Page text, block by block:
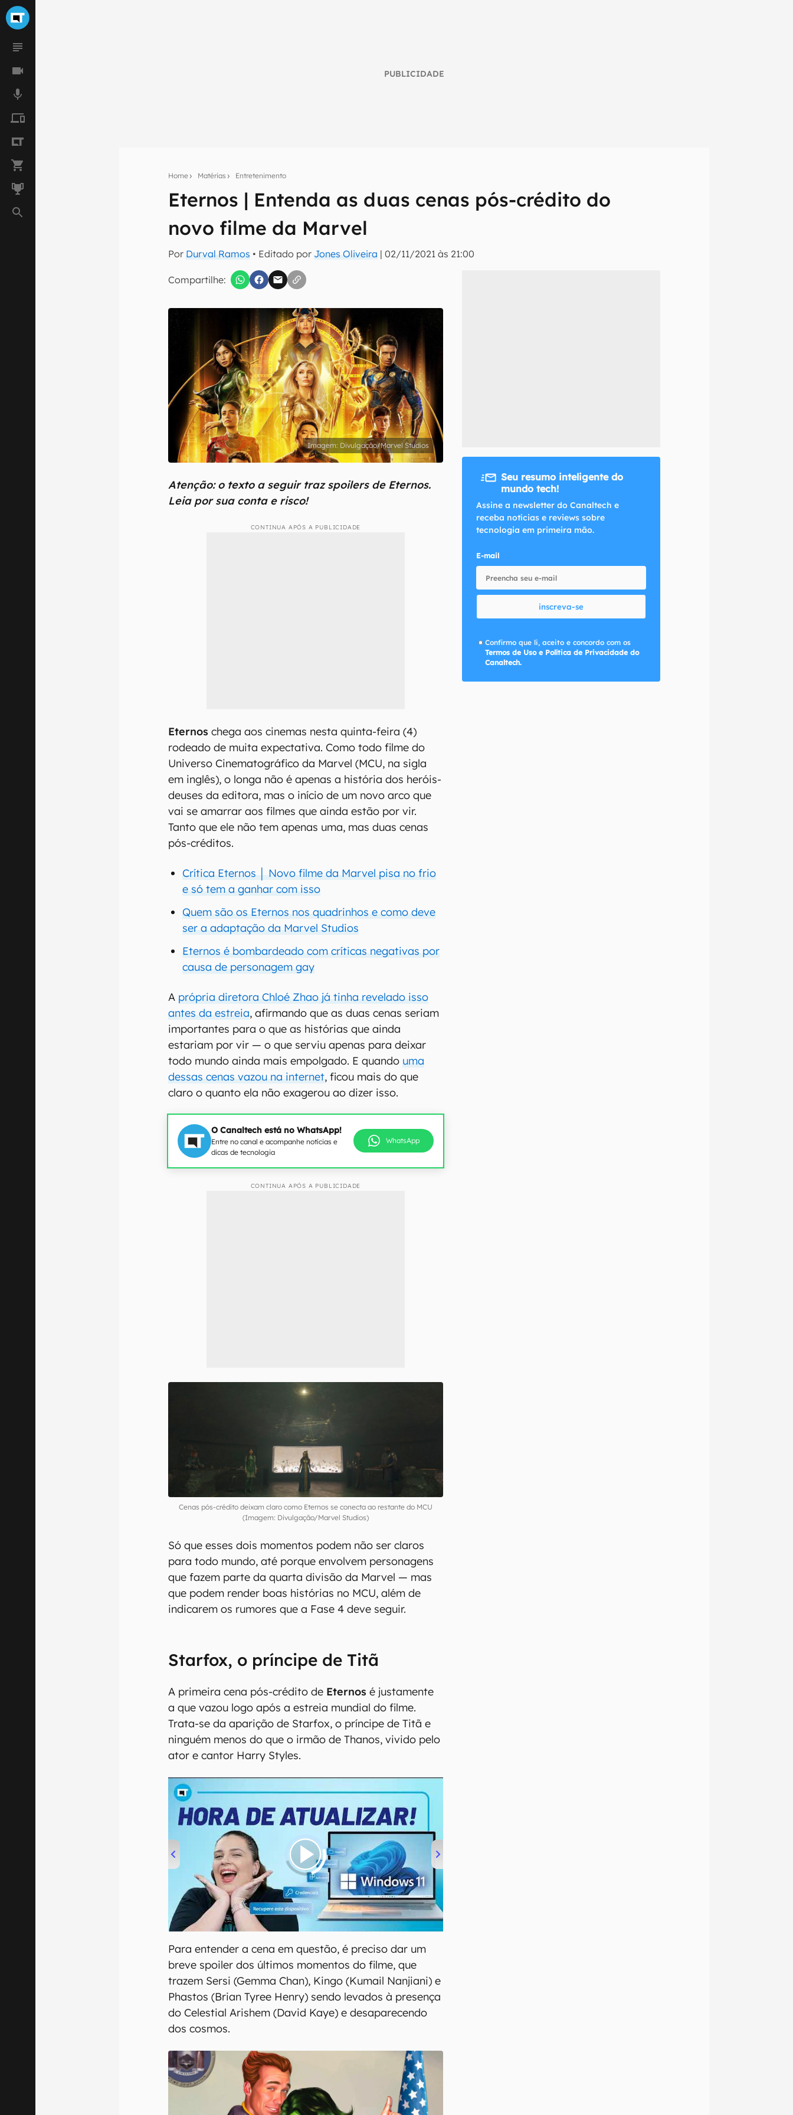
PUBLICIDADE
Home Matérias Entretenimento
Eternos | Entenda as duas cenas pós-crédito do
novo filme da Marvel
Por Durval Ramos • Editado por Jones Oliveira |02/11/2021 às 21:00
Compartilhe:
Seu resumo inteligente do mundo tech!
Assine a newsletter do Canaltech e receba notícias e reviews sobre tecnologia em primeira
Confirmo que li, aceito e concordo com os Termos de Uso e Política de Privacidade do Canaltech.
Divulgação/Marvel Studios
Atenção: o texto a seguir traz spoilers de Eternos.
Leia por sua conta e risco!
CONTINUA APÓS A PUBLICIDADE
Eternos chega aos cinemas nesta quinta-feira (4)
rodeado de muita expectativa. Como todo filme do
Universo Cinematográfico da Marvel (MCU, na sigla
em inglês), o longa não é apenas a história dos heróis-
deuses da editora, mas o início de um novo arco que
vai se amarrar aos filmes que ainda estão por vir.
Tanto que ele não tem apenas uma, mas duas cenas
pós-créditos.
Crítica Eternos │ Novo filme da Marvel pisa no frio
e só tem a ganhar com isso
Quem são os Eternos nos quadrinhos e como deve
ser a adaptação da Marvel Studios
Eternos é bombardeado com críticas negativas por
causa de personagem gay
A própria diretora Chloé Zhao já tinha revelado isso
antes da estreia, afirmando que as duas cenas seriam
importantes para o que as histórias que ainda
estariam por vir — o que serviu apenas para deixar
todo mundo ainda mais empolgado. E quando uma
dessas cenas vazou na internet, ficou mais do que
claro o quanto ela não exagerou ao dizer isso.
O Canaltech está no WhatsApp!
Entre no canal e acompanhe notícias e
dicas de tecnologia
WhatsApp
CONTINUA APÓS A PUBLICIDADE
Cenas pós-crédito deixam claro como Eternos se conecta ao restante do MCU
(Imagem: Divulgação/Marvel Studios)
Só que esses dois momentos podem não ser claros
para todo mundo, até porque envolvem personagens
que fazem parte da quarta divisão da Marvel — mas
que podem render boas histórias no MCU, além de
indicarem os rumores que a Fase 4 deve seguir.
Starfox, o príncipe de Titã
A primeira cena pós-crédito de Eternos é justamente
a que vazou logo após a estreia mundial do filme.
Trata-se da aparição de Starfox, o príncipe de Titã e
ninguém menos do que o irmão de Thanos, vivido pelo
ator e cantor Harry Styles.
00:00/04:52
Para entender a cena em questão, é preciso dar um
breve spoiler dos últimos momentos do filme, que
trazem Sersi (Gemma Chan), Kingo (Kumail Nanjiani) e
Phastos (Brian Tyree Henry) sendo levados à presença
do Celestial Arishem (David Kaye) e desaparecendo
dos cosmos.
Seu resumo inteligente do
mundo tech!
Assine a newsletter do Canaltech e
receba notícias e reviews sobre
tecnologia em primeira mão.
E-mail
inscreva-se
Confirmo que li, aceito e concordo com os
Termos de Uso e Política de Privacidade do
Canaltech.